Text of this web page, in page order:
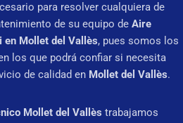
para resolver cualquiera de
de su equipo de Aire
en Mollet del Vallès, pues somos los
los que podrá confiar si necesita
de calidad en Mollet del Vallès.
Mollet del Vallès trabajamos